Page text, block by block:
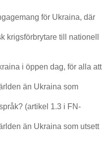
för Ukraina, där
krigsförbrytare till nationell
i öppen dag, för alla att
än Ukraina som
(artikel 1.3 i FN-
än Ukraina som utsett